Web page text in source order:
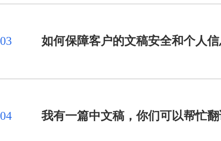
03 如何保障客户的文稿安全和个人
04 我有一篇中文稿，你们可以帮忙